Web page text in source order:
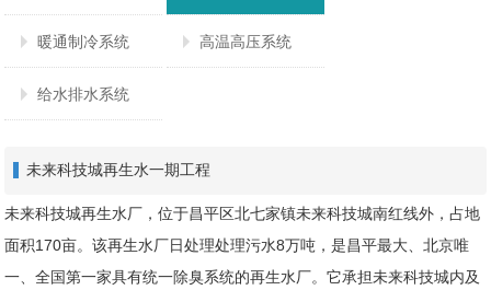
暖通制冷系统 高温高压系统
给水排水系统
未来科技城再生水一期工程
未来科技城再生水厂，位于昌平区北七家镇未来科技城南红线外，占地
面积170亩。该再生水厂日处理处理污水8万吨，是昌平最大、北京唯
一、全国第一家具有统一除臭系统的再生水厂。它承担未来科技城内及